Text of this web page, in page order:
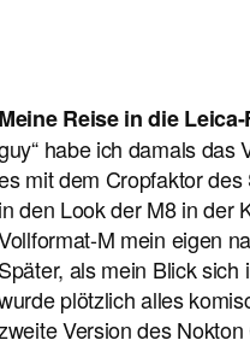
Meine Reise in die
habe ich damals das
mit dem Cropfaktor
in den Look der M8 in der
M mein eigen
Später, als mein Blick
plötzlich alles
Version des Nokton